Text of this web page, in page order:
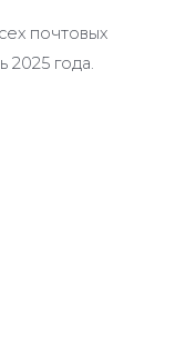
почтовых
2025 года.